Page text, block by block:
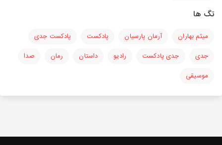
تگ ها
میثم بهاران آرمان پارسیان پادکست
پادکست جدی
جدی
جدی پادکست رادیو داستان رمان
صدا
موسیقی